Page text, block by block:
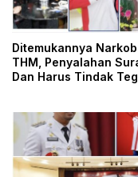
Ditemukannya
THM, Penyalahan
Dan Harus Tindak